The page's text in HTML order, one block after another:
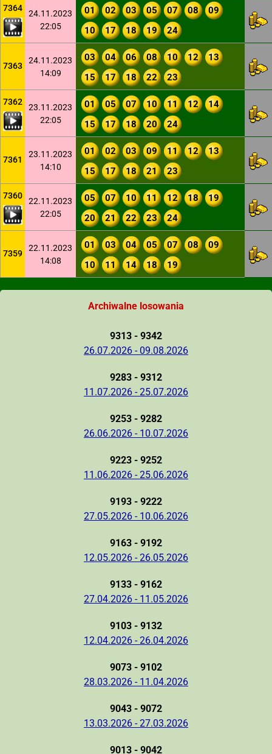
7364
24.11.2023
22:05
01 02 03 05 07 08
09
10
17 18 19 24
7363
24.11.2023
14:09
03 04 06 08 10 12
13
15
17 18 22 23
7362
23.11.2023
22:05
01 05 07 10 11 12
14
15
17 18 20 24
7361
23.11.2023
14:10
01 02 03 09 11 12
13
15
17 18 21 23
7360
22.11.2023
22:05
05 07 10 11 12 18
19
20
21 22 23 24
7359
22.11.2023
14:08
01 03 04 05 07 08
09
10
11 14 18 19
Archiwalne losowania
9313 - 9342
26.07.2026 - 09.08.2026
9283 - 9312
11.07.2026 - 25.07.2026
9253 - 9282
26.06.2026 - 10.07.2026
9223 - 9252
11.06.2026 - 25.06.2026
9193 - 9222
27.05.2026 - 10.06.2026
9163 - 9192
12.05.2026 - 26.05.2026
9133 - 9162
27.04.2026 - 11.05.2026
9103 - 9132
12.04.2026 - 26.04.2026
9073 - 9102
28.03.2026 - 11.04.2026
9043 - 9072
13.03.2026 - 27.03.2026
9013 - 9042